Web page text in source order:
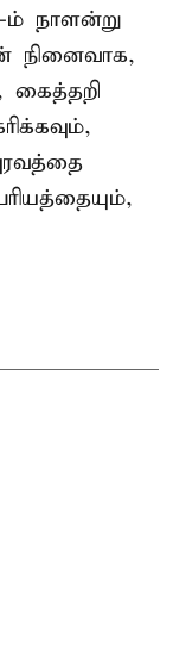
நாளன்று
நினைவாக,
கைத்தறி